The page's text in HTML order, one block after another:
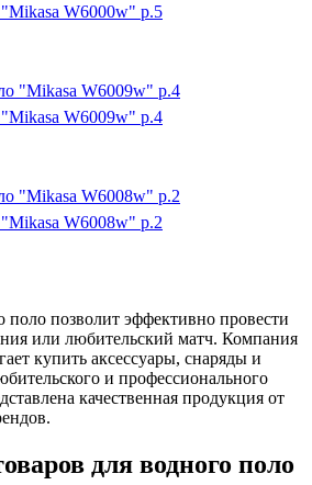
W6000w" р.5
W6009w" р.4
W6008w" р.2
поло позволит эффективно провести
или любительский матч. Компания
купить аксессуары, снаряды и
и профессионального
качественная продукция от
для водного поло